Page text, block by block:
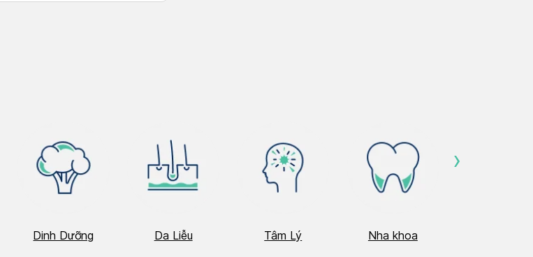
Dinh Dưỡng Da Liễu Tâm Lý Nha khoa
›